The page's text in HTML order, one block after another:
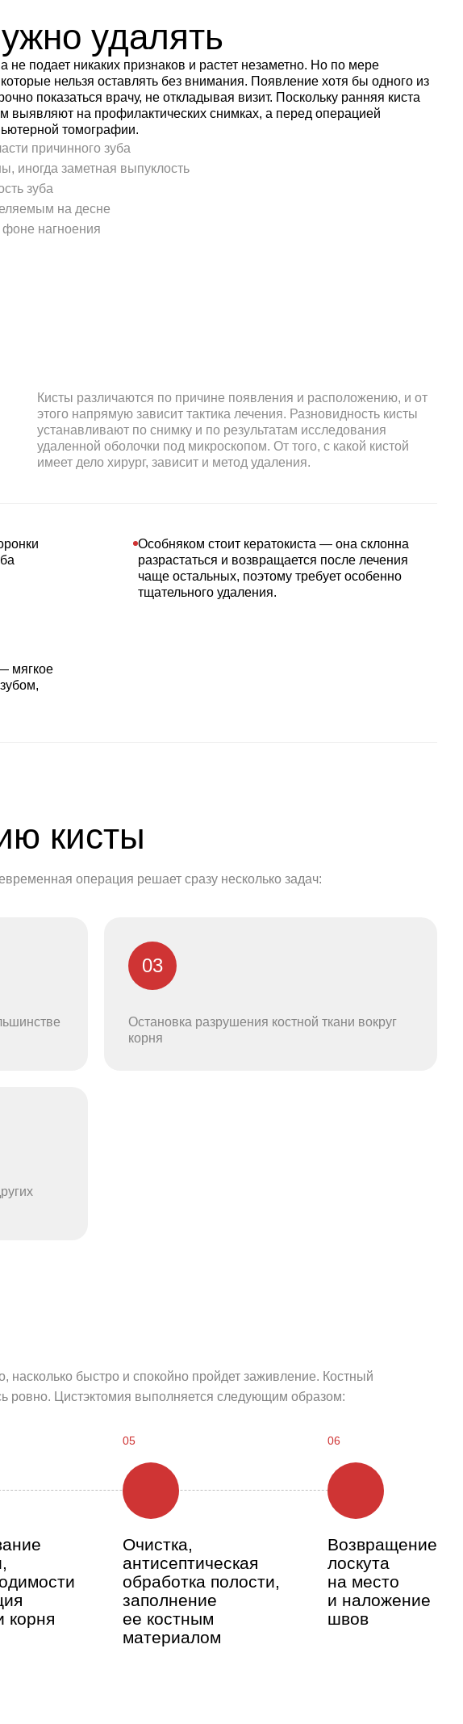
удалять
не подает никаких признаков и растет незаметно. Но по мере
нельзя оставлять без внимания. Появление хотя бы одного из
показаться врачу, не откладывая визит. Поскольку ранняя киста
выявляют на профилактических снимках, а перед операцией
томографии.
причинного зуба
иногда заметная выпуклость
зуба
на десне
фоне нагноения
Кисты различаются по причине появления и расположению, и от
этого напрямую зависит тактика лечения. Разновидность кисты
устанавливают по снимку и по результатам исследования
удаленной оболочки под микроскопом. От того, с какой кистой
имеет дело хирург, зависит и метод удаления.
Особняком стоит кератокиста — она склонна
разрастаться и возвращается после лечения
чаще остальных, поэтому требует особенно
тщательного удаления.
мягкое
кисты
операция решает сразу несколько задач:
03
Остановка разрушения костной ткани вокруг
корня
быстро и спокойно пройдет заживление. Костный
ровно. Цистэктомия выполняется следующим образом:
корня
05
Очистка,
антисептическая
обработка полости,
заполнение
ее костным
материалом
06
Возвращение
лоскута
на место
и наложение
швов